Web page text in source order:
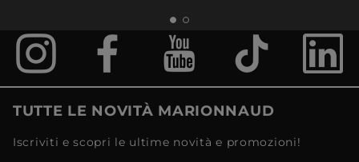
TUTTE LE NOVITÀ MARIONNAUD
Iscriviti e scopri le ultime novità e promozioni!